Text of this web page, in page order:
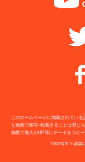
このホームページに掲載されている
も無断で複写・転載することは禁じ
無断で個人のHP等にデータをコピ
Copyright ©Victor